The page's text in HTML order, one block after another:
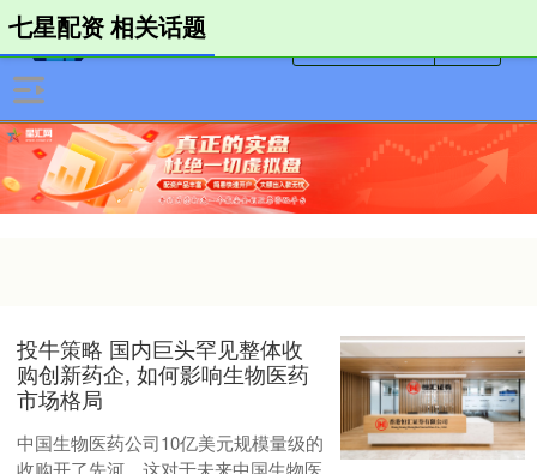
七星配资 相关话题
投牛策略 国内巨头罕见整体收
购创新药企, 如何影响生物医药
市场格局
中国生物医药公司10亿美元规模量级的